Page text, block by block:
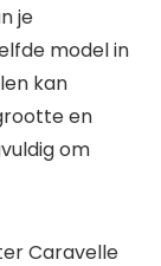
je
model in
kan
en
om
Caravelle